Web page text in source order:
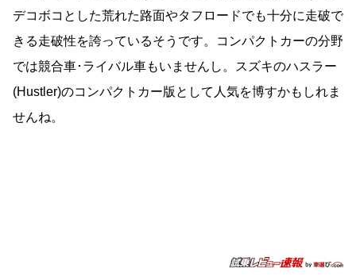
デコボコとした荒れた路面やタフロードでも十分に走破で
きる走破性を誇っているそうです。コンパクトカーの分野
では競合車･ライバル車もいませんし。スズキのハスラー
(Hustler)のコンパクトカー版として人気を博すかもしれま
せんね。